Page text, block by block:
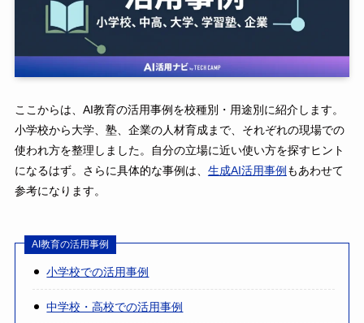
ここからは、AI教育の活用事例を校種別・用途別に紹介します。
小学校から大学、塾、企業の人材育成まで、それぞれの現場での
使われ方を整理しました。自分の立場に近い使い方を探すヒント
になるはず。さらに具体的な事例は、 生成AI活用事例 もあわせて
参考になります。
AI教育の活用事例
小学校での活用事例
中学校・高校での活用事例